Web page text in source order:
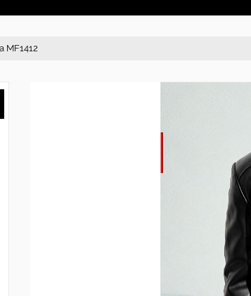
MF1412